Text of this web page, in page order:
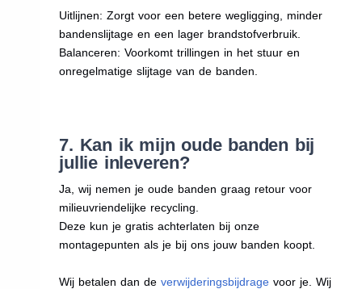
Uitlijnen: Zorgt voor een betere wegligging, minder
bandenslijtage en een lager brandstofverbruik.
Balanceren: Voorkomt trillingen in het stuur en
onregelmatige slijtage van de banden.
7. Kan ik mijn oude banden bij
jullie inleveren?
Ja, wij nemen je oude banden graag retour voor
milieuvriendelijke recycling.
Deze kun je gratis achterlaten bij onze
montagepunten als je bij ons jouw banden koopt.
Wij betalen dan deverwijderingsbijdrage voor je. Wij